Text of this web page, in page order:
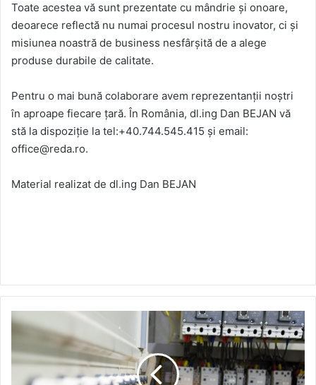
Toate acestea vă sunt prezentate cu mândrie și onoare,
deoarece reflectă nu numai procesul nostru inovator, ci și
misiunea noastră de business nesfârșită de a alege
produse durabile de calitate.
Pentru o mai bună colaborare avem reprezentanții noștri
în aproape fiecare țară. În România, dl.ing Dan BEJAN vă
stă la dispoziție la tel:+40.744.545.415 și email:
office@reda.ro.
Material realizat de dl.ing Dan BEJAN
Analiză:
Cererea
talouri
electrice